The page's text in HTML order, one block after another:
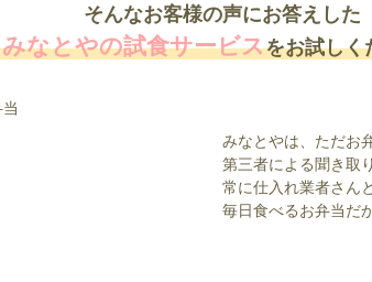
そんなお客様の声にお答えした
みなとやの試食サービスをお試しく
みなとやは、ただお
第三者による聞き取
常に仕入れ業者さん
毎日食べるお弁当だ